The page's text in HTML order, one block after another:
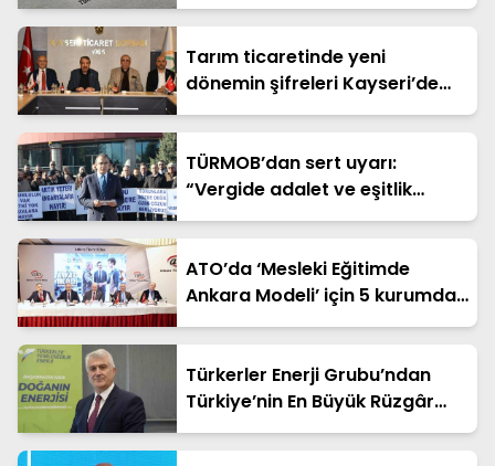
Tarım ticaretinde yeni
dönemin şifreleri Kayseri’de
belirlendi
TÜRMOB’dan sert uyarı:
“Vergide adalet ve eşitlik
zedeleniyor”
ATO’da ‘Mesleki Eğitimde
Ankara Modeli’ için 5 kurumdan
güç birliği
Türkerler Enerji Grubu’ndan
Türkiye’nin En Büyük Rüzgâr
Yatırımı: Sivas’ta 500 MW YEKA